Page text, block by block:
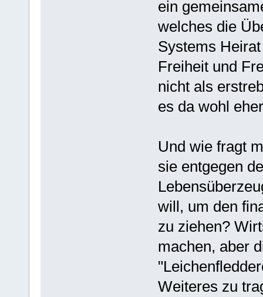
ein
welches die
Systems
Freiheit und
nicht als
es da wohl
Und wie fragt
sie entgegen
will, um den
zu ziehen?
machen, aber
Weiteres zu